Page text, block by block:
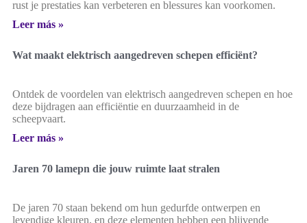
rust je prestaties kan verbeteren en blessures kan voorkomen.
Leer más »
Wat maakt elektrisch aangedreven schepen efficiënt?
Ontdek de voordelen van elektrisch aangedreven schepen en hoe
deze bijdragen aan efficiëntie en duurzaamheid in de
scheepvaart.
Leer más »
Jaren 70 lamepn die jouw ruimte laat stralen
De jaren 70 staan bekend om hun gedurfde ontwerpen en
levendige kleuren, en deze elementen hebben een blijvende